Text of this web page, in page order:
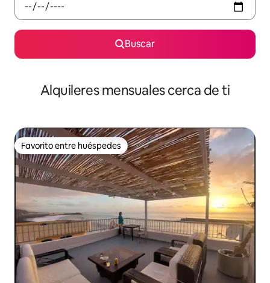
Buscar
Alquileres mensuales cerca de ti
Favorito entre huéspedes
Favorito entre huéspedes